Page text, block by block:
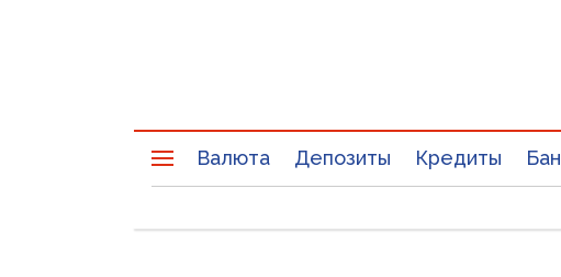
Валюта Депозиты Кредиты